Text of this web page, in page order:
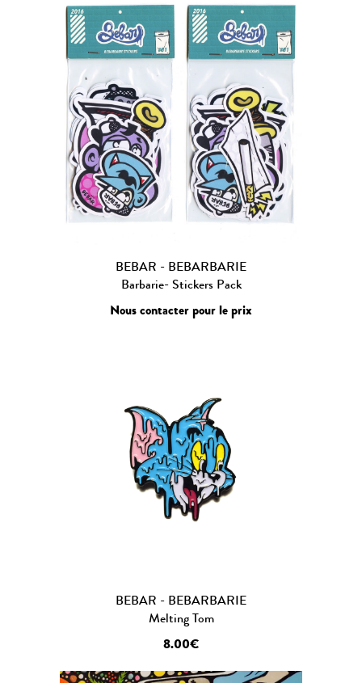
BEBAR - BEBARBARIE
Barbarie- Stickers Pack
Nous contacter pour le prix
BEBAR - BEBARBARIE
Melting Tom
8.00€